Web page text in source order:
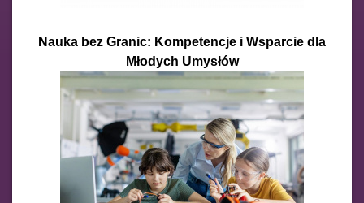
Nauka bez Granic: Kompetencje i Wsparcie dla
Młodych Umysłów